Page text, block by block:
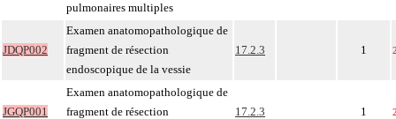
pulmonaires multiples
JDQP002
Examen anatomopathologique de
fragment de résection
endoscopique de la vessie
17.2.3 1
JGQP001
Examen anatomopathologique de
fragment de résection
17.2.3 1